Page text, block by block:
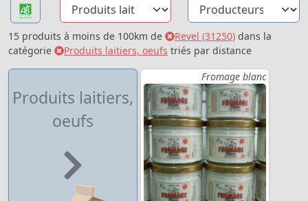
15 produits à moins de 100km de Revel (31250) dans la
catégorie
Produits laitiers, oeufs triés par distance
Produits laitiers,
oeufs
Fromage blanc